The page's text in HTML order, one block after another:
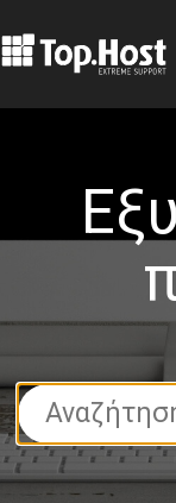
Search
For